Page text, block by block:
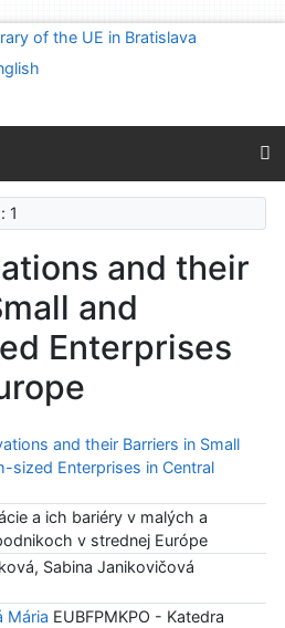
1
and their
and
Enterprises
and their Barriers in Small
sized Enterprises in Central
a ich bariéry v malých a
v strednej Európe
Sabina Janikovičová
Mária EUBFPMKPO - Katedra